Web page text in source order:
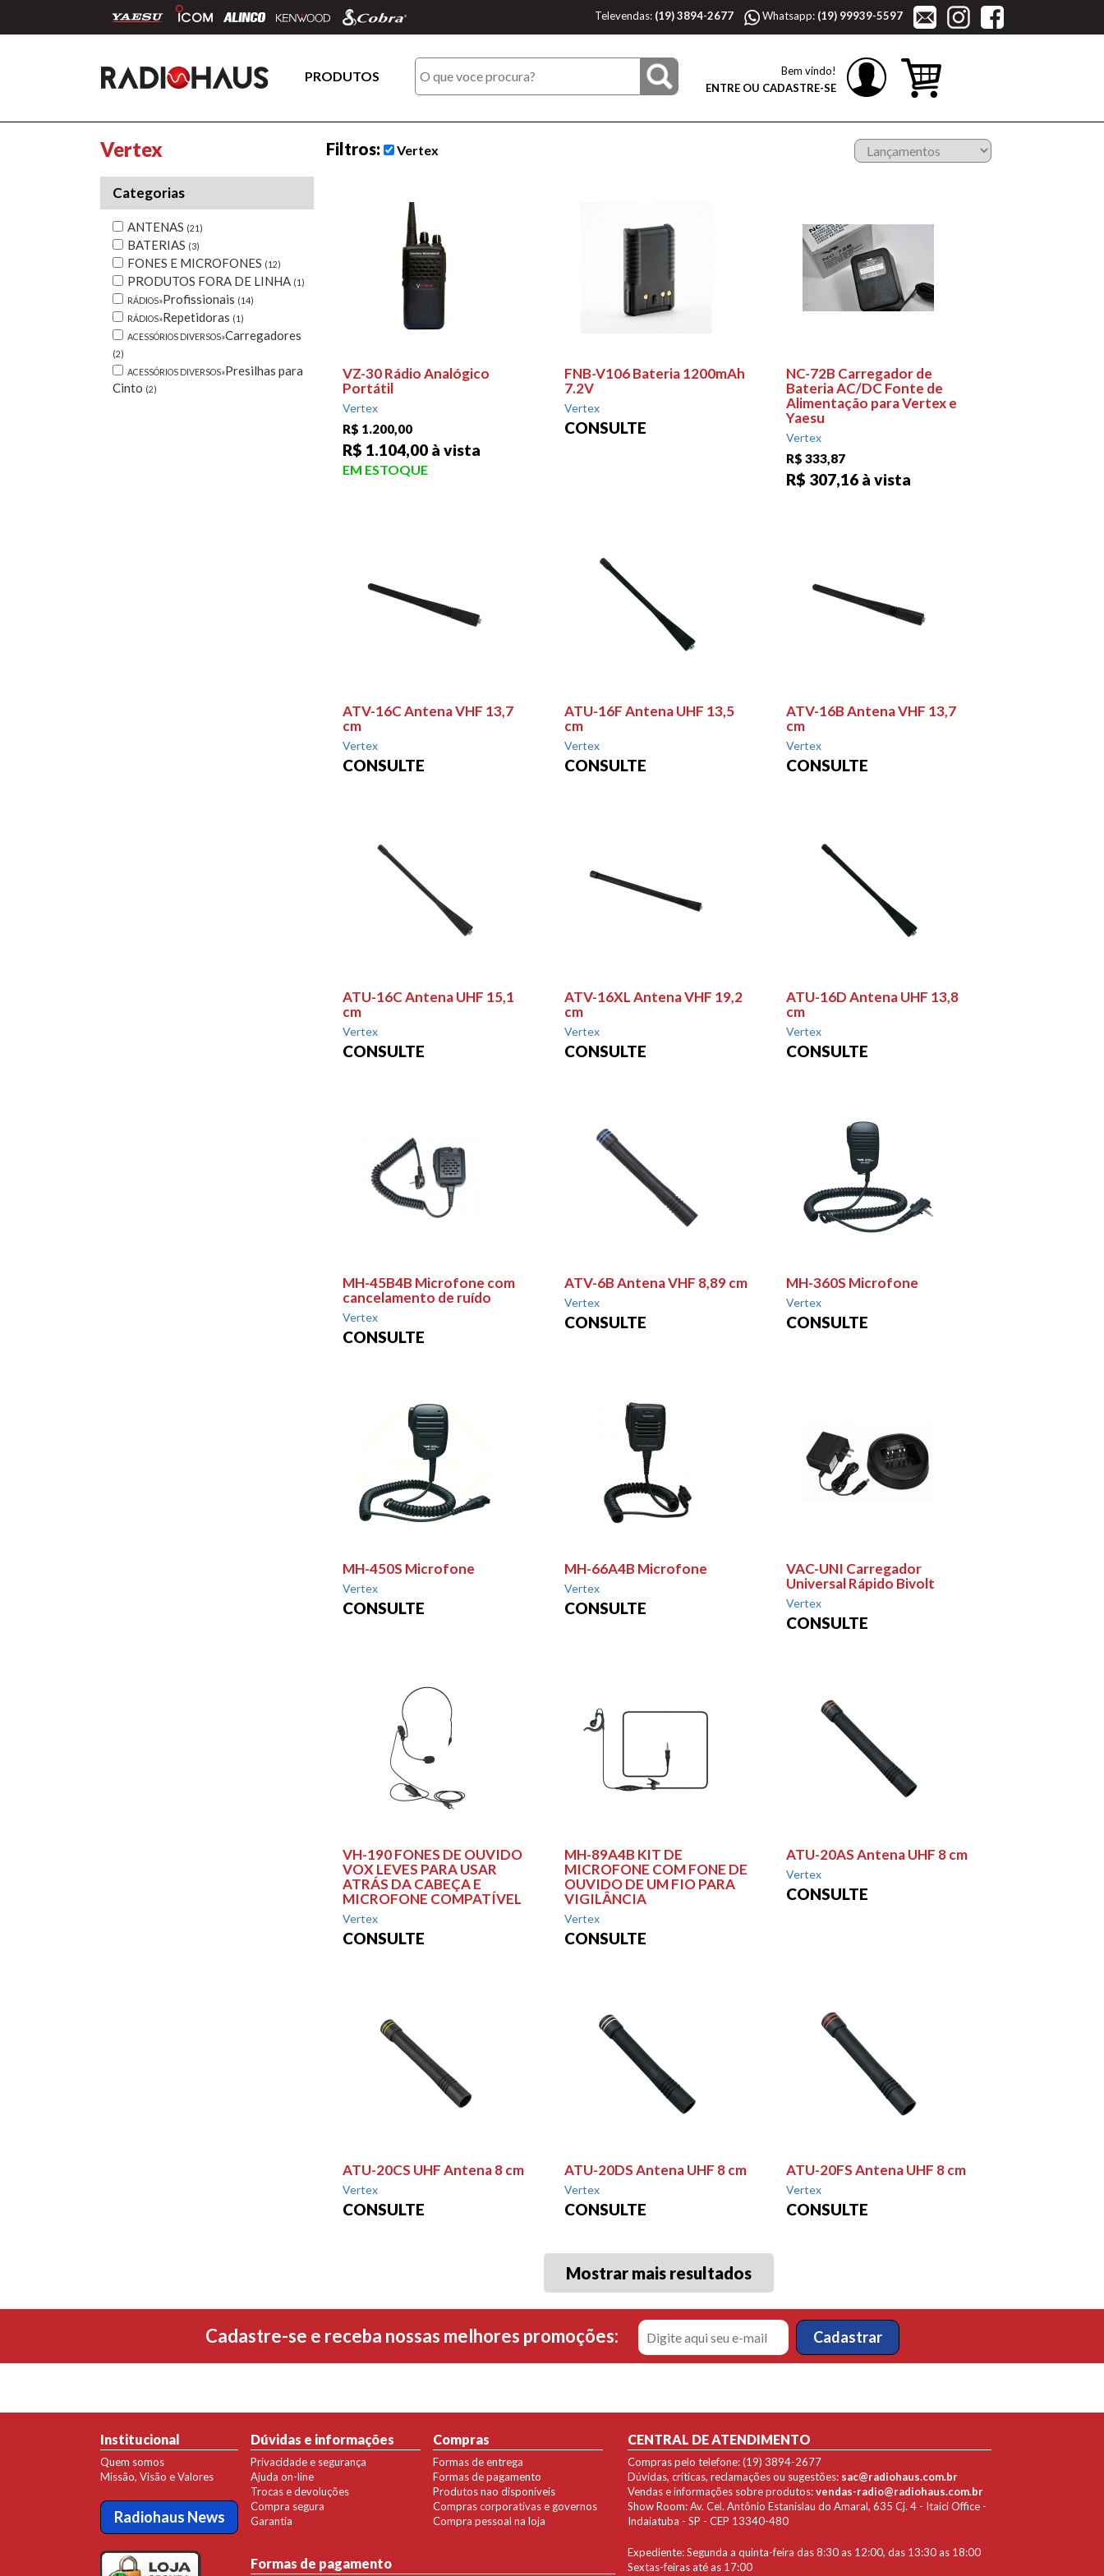
Televendas: (19) 3894-2677 Whatsapp: (19) 99939-5597
PRODUTOS
Bem vindo!
ENTRE OU CADASTRE-SE
Vertex
Categorias
ANTENAS (21)
BATERIAS (3)
FONES E MICROFONES (12)
PRODUTOS FORA DE LINHA (1)
RÁDIOS»Profissionais (14)
RÁDIOS»Repetidoras (1)
ACESSÓRIOS DIVERSOS»Carregadores
(2)
ACESSÓRIOS DIVERSOS»Presilhas para
Cinto (2)
Filtros: Vertex
VZ-30 Rádio Analógico
Portátil
Vertex
R$ 1.200,00
R$ 1.104,00 à vista
EM ESTOQUE
FNB-V106 Bateria 1200mAh
7.2V
Vertex
CONSULTE
NC-72B Carregador de
Bateria AC/DC Fonte de
Alimentação para Vertex e
Yaesu
Vertex
R$ 333,87
R$ 307,16 à vista
ATV-16C Antena VHF 13,7
cm
Vertex
CONSULTE
ATU-16F Antena UHF 13,5
cm
Vertex
CONSULTE
ATV-16B Antena VHF 13,7
cm
Vertex
CONSULTE
ATU-16C Antena UHF 15,1
cm
Vertex
CONSULTE
ATV-16XL Antena VHF 19,2
cm
Vertex
CONSULTE
ATU-16D Antena UHF 13,8
cm
Vertex
CONSULTE
MH-45B4B Microfone com
cancelamento de ruído
Vertex
CONSULTE
ATV-6B Antena VHF 8,89 cm
Vertex
CONSULTE
MH-360S Microfone
Vertex
CONSULTE
MH-450S Microfone
Vertex
CONSULTE
MH-66A4B Microfone
Vertex
CONSULTE
VAC-UNI Carregador
Universal Rápido Bivolt
Vertex
CONSULTE
VH-190 FONES DE OUVIDO
VOX LEVES PARA USAR
ATRÁS DA CABEÇA E
MICROFONE COMPATÍVEL
Vertex
CONSULTE
MH-89A4B KIT DE
MICROFONE COM FONE DE
OUVIDO DE UM FIO PARA
VIGILÂNCIA
Vertex
CONSULTE
ATU-20AS Antena UHF 8 cm
Vertex
CONSULTE
ATU-20CS UHF Antena 8 cm
Vertex
CONSULTE
ATU-20DS Antena UHF 8 cm
Vertex
CONSULTE
ATU-20FS Antena UHF 8 cm
Vertex
CONSULTE
Mostrar mais resultados
Cadastre-se e receba nossas melhores promoções:
Institucional
Quem somos
Missão, Visão e Valores
Radiohaus News
Dúvidas e informações
Privacidade e segurança
Ajuda on-line
Trocas e devoluções
Compra segura
Garantia
Compras
Formas de entrega
Formas de pagamento
Produtos nao disponíveis
Compras corporativas e governos
Compra pessoal na loja
Formas de pagamento
CENTRAL DE ATENDIMENTO
Compras pelo telefone: (19) 3894-2677
Dúvidas, críticas, reclamações ou sugestões: sac@radiohaus.com.br
Vendas e informações sobre produtos:vendas-radio@radiohaus.com.br
Show Room: Av. Cel. Antônio Estanislau do Amaral, 635 Cj. 4 - Itaici Office -
Indaiatuba - SP - CEP 13340-480
Expediente: Segunda a quinta-feira das 8:30 as 12:00, das 13:30 as 18:00
Sextas-feiras até as 17:00